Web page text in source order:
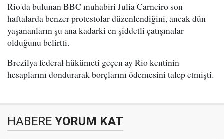
Rio'da bulunan BBC muhabiri Julia Carneiro son
haftalarda benzer protestolar düzenlendiğini, ancak dün
yaşananların şu ana kadarki en şiddetli çatışmalar
olduğunu belirtti.
Brezilya federal hükümeti geçen ay Rio kentinin
hesaplarını dondurarak borçlarını ödemesini talep etmişti.
HABERE YORUM KAT